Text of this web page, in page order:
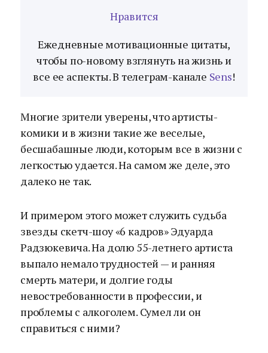
Нравится
Ежедневные мотивационные цитаты,
чтобы по-новому взглянуть на жизнь и
все ее аспекты. В телеграм-канале Sens!
Многие зрители уверены, что артисты-
комики и в жизни такие же веселые,
бесшабашные люди, которым все в жизни с
легкостью удается. На самом же деле, это
далеко не так.
И примером этого может служить судьба
звезды скетч-шоу «6 кадров» Эдуарда
Радзюкевича. На долю 55-летнего артиста
выпало немало трудностей — и ранняя
смерть матери, и долгие годы
невостребованности в профессии, и
проблемы с алкоголем. Сумел ли он
справиться с ними?